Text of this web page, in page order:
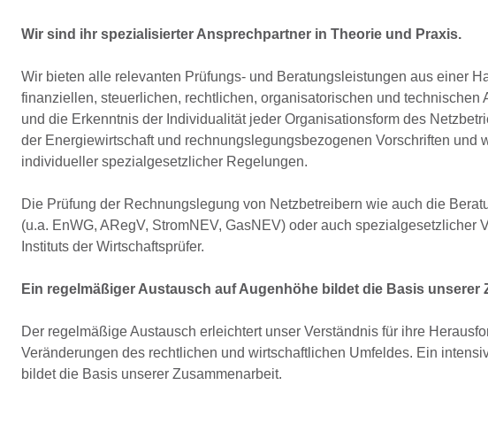
Wir sind ihr spezialisierter Ansprechpartner in Theorie und Praxis.
Wir bieten alle relevanten Prüfungs- und Beratungsleistungen aus einer
finanziellen, steuerlichen, rechtlichen, organisatorischen und
und die Erkenntnis der Individualität jeder Organisationsform des
der Energiewirtschaft und rechnungslegungsbezogenen Vorschriften
individueller spezialgesetzlicher Regelungen.
Die Prüfung der Rechnungslegung von Netzbetreibern wie auch die
(u.a. EnWG, ARegV, StromNEV, GasNEV) oder auch
Instituts der Wirtschaftsprüfer.
Ein regelmäßiger Austausch auf Augenhöhe bildet die Basis unserer
Der regelmäßige Austausch erleichtert unser Verständnis für ihre
Veränderungen des rechtlichen und wirtschaftlichen Umfeldes. Ein
bildet die Basis unserer Zusammenarbeit.